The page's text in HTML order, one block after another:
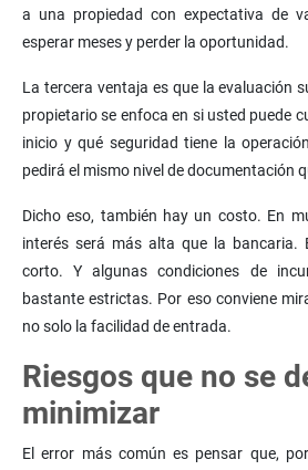
a una propiedad con expectativa de
esperar meses y perder la oportunidad.
La tercera ventaja es que la evaluación
propietario se enfoca en si usted puede
inicio y qué seguridad tiene la
pedirá el mismo nivel de documentación
Dicho eso, también hay un costo. En
interés será más alta que la bancaria.
corto. Y algunas condiciones de
bastante estrictas. Por eso conviene
no solo la facilidad de entrada.
Riesgos que no se
minimizar
El error más común es pensar que,